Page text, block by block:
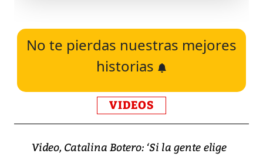
No te pierdas nuestras mejores
historias
VIDEOS
Video, Catalina Botero: ‘Si la gente elige